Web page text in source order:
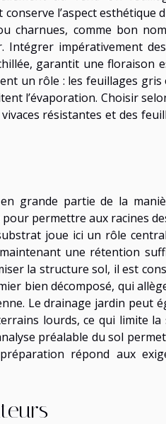
l’aspect esthétique
charnues, comme bon
impérativement
garantit une floraison
un rôle : les feuillages
l’évaporation. Choisir
résistantes et des
grande partie de la
permettre aux racines
joue ici un rôle
une rétention
la structure sol, il est
bien décomposé, qui
Le drainage jardin peut
lourds, ce qui limite la
préalable du sol
répond aux